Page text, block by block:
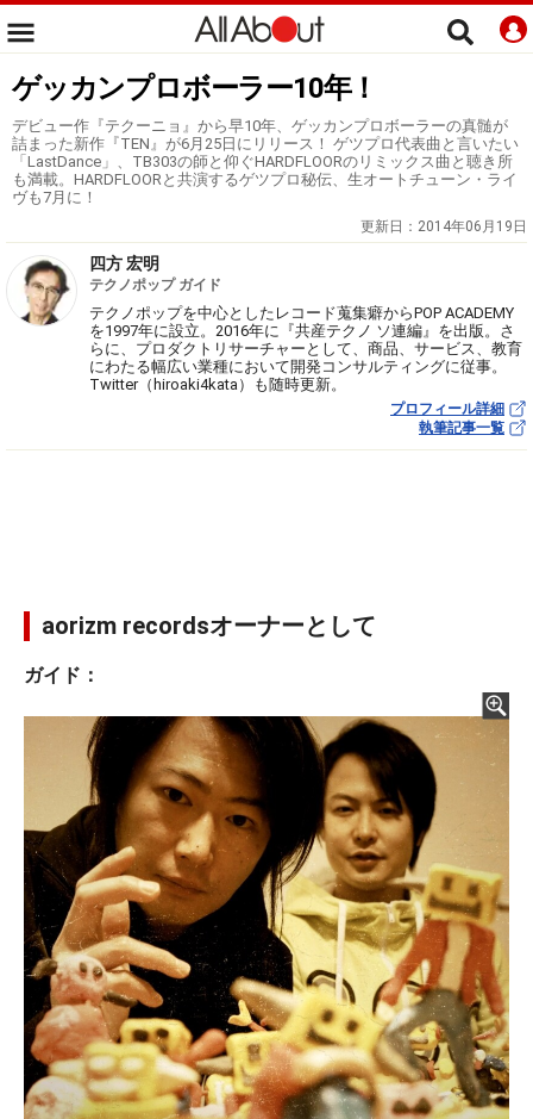
ゲッカンプロボーラー10年！
デビュー作『テクーニョ』から早10年、ゲッカンプロボーラーの真髄が
詰まった新作『TEN』が6月25日にリリース！ ゲツプロ代表曲と言いたい
「LastDance」、TB303の師と仰ぐHARDFLOORのリミックス曲と聴き所
も満載。HARDFLOORと共演するゲツプロ秘伝、生オートチューン・ライ
ヴも7月に！
更新日： 2014年06月19日
四方 宏明
テクノポップ ガイド
テクノポップを中心としたレコード蒐集癖からPOP ACADEMY
を1997年に設立。2016年に『共産テクノ ソ連編』を出版。さ
らに、プロダクトリサーチャーとして、商品、サービス、教育
にわたる幅広い業種において開発コンサルティングに従事。
Twitter（hiroaki4kata）も随時更新。
プロフィール詳細
執筆記事一覧
aorizm recordsオーナーとして
ガイド：